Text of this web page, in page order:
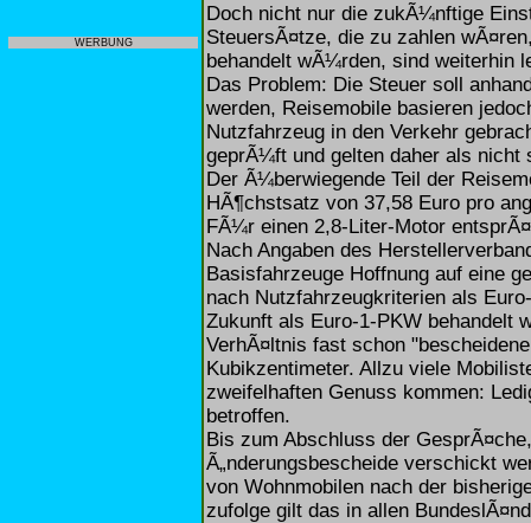
WERBUNG
Doch nicht nur die zukÃ¼nftige
SteuersÃ¤tze, die zu zahlen
behandelt wÃ¼rden, sind weiterhin
Das Problem: Die Steuer soll
werden, Reisemobile basieren
Nutzfahrzeug in den Verkehr
geprÃ¼ft und gelten daher als nicht
Der Ã¼berwiegende Teil der
HÃ¶chstsatz von 37,58 Euro pro
FÃ¼r einen 2,8-Liter-Motor
Nach Angaben des
Basisfahrzeuge Hoffnung auf eine
nach Nutzfahrzeugkriterien als
Zukunft als Euro-1-PKW behandelt
VerhÃ¤ltnis fast schon
Kubikzentimeter. Allzu viele
zweifelhaften Genuss kommen:
betroffen.
Bis zum Abschluss der
Ã„nderungsbescheide verschickt
von Wohnmobilen nach der
zufolge gilt das in allen